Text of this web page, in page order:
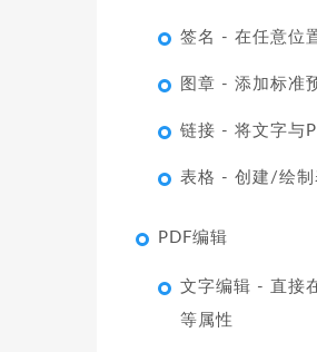
签名 - 在任意位
图章 - 添加标准
链接 - 将文字与
表格 - 创建/绘制
PDF编辑
文字编辑 - 直接
等属性